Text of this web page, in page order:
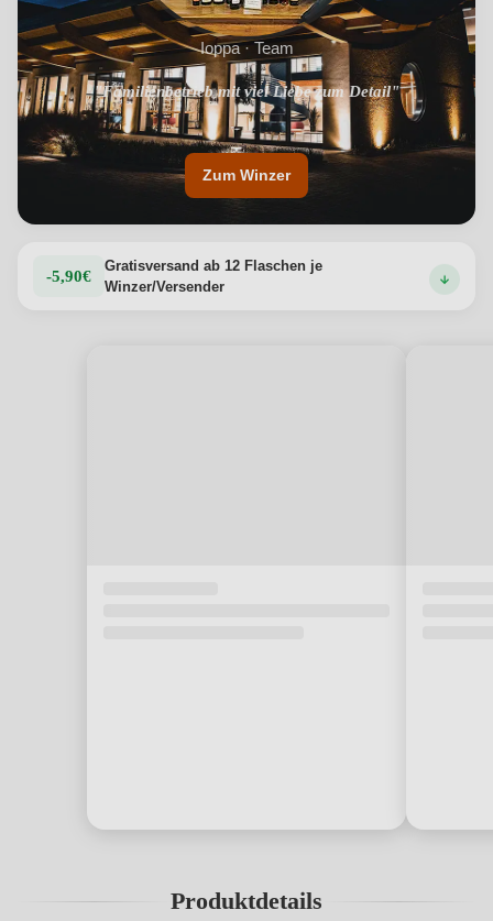
Ioppa · Team
"Familienbetrieb mit viel Liebe zum Detail"
"Nachhaltigkeitsorientierung entlang der gesamten
Lieferkette"
Zum Winzer
-5,90€
Gratisversand ab 12 Flaschen je
Winzer/Versender
Produktdetails